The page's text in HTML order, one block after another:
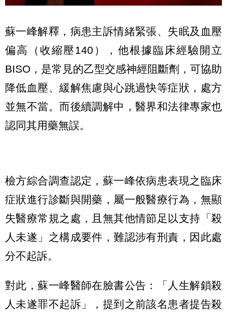
蘇一峰解釋，病患主訴情緒緊張、失眠及血壓
偏高（收縮壓140），他根據臨床經驗開立
BISO，是常見的乙型交感神經阻斷劑，可協助
降低血壓、緩解焦慮與心跳過快等症狀，處方
並無不當。而後續調解中，醫界和法律專家也
認同其用藥無誤。
檢方綜合調查認定，蘇一峰依病患表現之臨床
症狀進行診斷與開藥，屬一般醫療行為，無顯
失醫療常規之處，且無其他情節足以支持「殺
人未遂」之構成要件，難認涉有刑責，因此處
分不起訴。
對此，蘇一峰醫師在臉書公告：「人生解鎖殺
人未遂罪不起訴」，提到之前該名患者提告殺